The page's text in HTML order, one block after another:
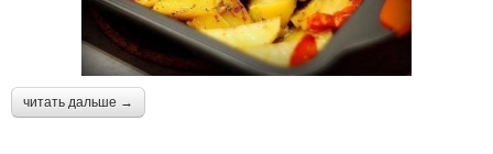
читать дальше →